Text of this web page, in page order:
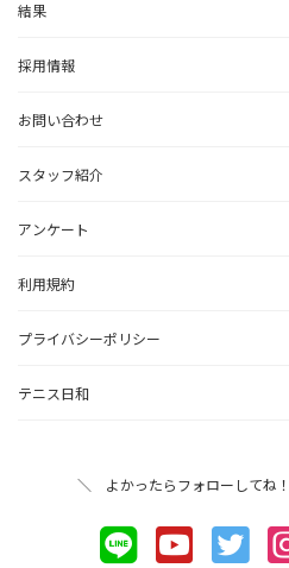
結果
採用情報
お問い合わせ
スタッフ紹介
アンケート
利用規約
プライバシーポリシー
テニス日和
＼ よかったらフォローしてね